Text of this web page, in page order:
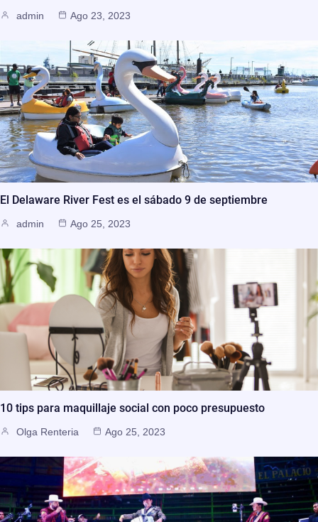
admin Ago 23, 2023
El Delaware River Fest es el sábado 9 de septiembre
admin Ago 25, 2023
10 tips para maquillaje social con poco presupuesto
Olga Renteria Ago 25, 2023